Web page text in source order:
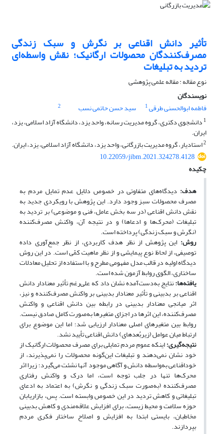
تأثیر دانش اقناعی بر نگرش و سبک زندگی
مصرف‌کنندگان محصولات ارگانیک؛ نقش واسطه‌ای
تردید به تبلیغات
نوع مقاله : مقاله علمی پژوهشی
نویسندگان
فاطمه ابوالحسنی طرقی1 سید حسن حاتمی نسب
2
1 دانشجوی دکتری، گروه مدیریت رسانه، واحد یزد، دانشگاه آزاد اسلامی، یزد،
ایران.
2استادیار، گروه مدیریت بازرگانی، واحد یزد، دانشگاه آزاد اسلامی، یزد، ایران.
10.22059/jibm.2021.324278.4128
چکیده
هدف: دیدگاه‌های متفاوتی در خصوص دلایل عدم تمایل مردم به
مصرف محصولات سبز وجود دارد. این پژوهش با رویکردی جدید به
نقش دانش اقناعی (در سه بخش عامل، فنی و موضوعی) بر تردید به
تبلیغات (محرک‌ها و ادعاها) و در نتیجه آن، واکنش مصرف‌کننده
(نگرش و سبک زندگی) پرداخته است.
روش: این پژوهش از نظر هدف کاربردی، از نظر جمع‌آوری داده
توصیفی، از لحاظ نوع پیمایشی و از نظر ماهیت کمّی است. در این روش
دیدگاه اولیه در قالب مدل مفهومی مطرح و با استفاده از تحلیل معادلات
ساختاری، الگوی روابط آزمون شده است.
یافته‌ها:نتایج به‌دست‌آمده نشان داد که علی‌رغم تأثیر معنا‌دار دانش
اقناعی بر بدبینی و تأثیر معنادار بدبینی بر واکنش مصرف‌کننده و نیز،
اثر میانجی معنا‌دار بدبینی در رابطه بین دانش اقناعی و واکنش
مصرف‌کننده، این اثرها در اجزای متغیرها به‌صورت کامل صادق نیست.
روابط بین متغیرهای اصلی معنادار ارزیابی شد؛ اما این موضوع برای
ارتباط میان عوامل (زیربُعدهای) دانش اقناعی تأیید نشد.
نتیجه‌گیری:اینکه عموم مردم تمایلی برای مصرف محصولات ارگانیک از
خود نشان نمی‌دهند و تبلیغات این‌گونه محصولات را نمی‌پذیرند، از
خوداقناعی به‌واسطه دانش و آگاهی موجود آنها نشئت می‌گیرد؛ زیرا اثر
محرک‌ها تنها در جلب توجه است، اما درک و واکنش رفتاری
مصرف‌کننده (به‌صورت سبک زندگی و نگرش) به اعتماد به ادعای
تبلیغاتی و کاهش تردید در این خصوص وابسته است. پس، بازاریابان
حوزه سلامت و محیط زیست، برای افزایش علاقه‌مندی و کاهش بدبینی
مخاطبان، بایستی ابتدا به افزایش و اصلاح ساختار فکری مردم
بپردازند.